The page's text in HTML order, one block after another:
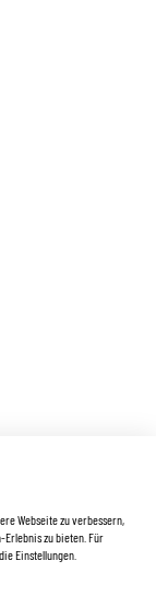
Webseite zu verbessern,
zu bieten. Für
Einstellungen.